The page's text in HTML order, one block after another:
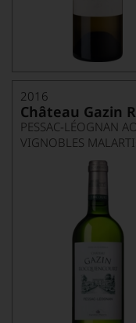
2016
Château Gazin
PESSAC-LÉOGNAN
VIGNOBLES